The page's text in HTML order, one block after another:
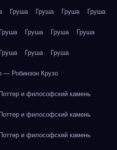
Груша Груша Груша Груша
Груша Груша Груша Груша
Груша Груша Груша
— Робинзон Крузо
и философский камень
и философский камень
и философский камень